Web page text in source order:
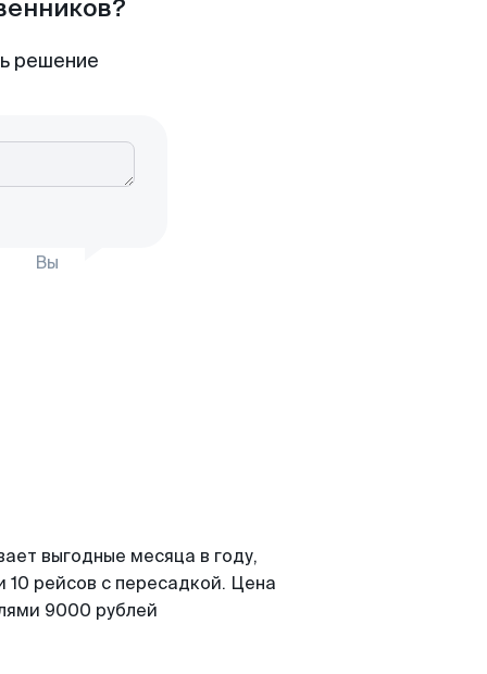
решение
Вы
выгодные месяца в году,
рейсов с пересадкой. Цена
9000 рублей